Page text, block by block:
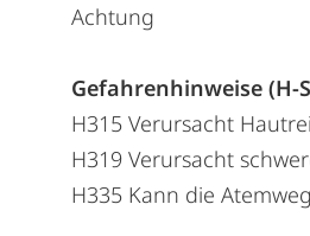
Achtung
Gefahrenhinweise (H-
H315 Verursacht
H319 Verursacht
H335 Kann die